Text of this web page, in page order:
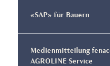
«SAP» für Bauern
Medienmitteilung
AGROLINE Service